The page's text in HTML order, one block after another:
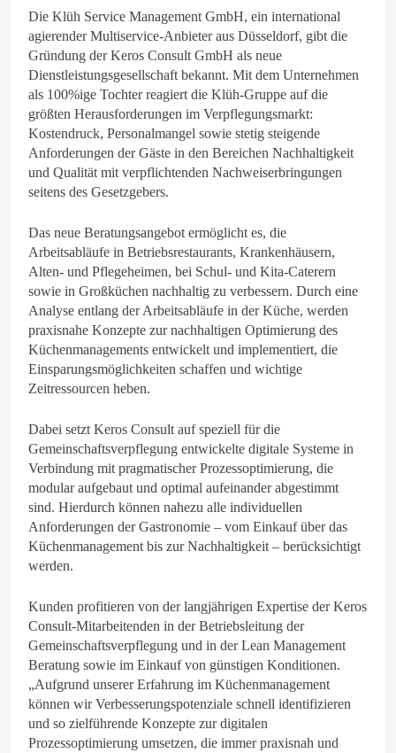
Die Klüh Service Management GmbH, ein international
agierender Multiservice-Anbieter aus Düsseldorf, gibt die
Gründung der Keros Consult GmbH als neue
Dienstleistungsgesellschaft bekannt. Mit dem Unternehmen
als 100%ige Tochter reagiert die Klüh-Gruppe auf die
größten Herausforderungen im Verpflegungsmarkt:
Kostendruck, Personalmangel sowie stetig steigende
Anforderungen der Gäste in den Bereichen Nachhaltigkeit
und Qualität mit verpflichtenden Nachweiserbringungen
seitens des Gesetzgebers.
Das neue Beratungsangebot ermöglicht es, die
Arbeitsabläufe in Betriebsrestaurants, Krankenhäusern,
Alten- und Pflegeheimen, bei Schul- und Kita-Caterern
sowie in Großküchen nachhaltig zu verbessern. Durch eine
Analyse entlang der Arbeitsabläufe in der Küche, werden
praxisnahe Konzepte zur nachhaltigen Optimierung des
Küchenmanagements entwickelt und implementiert, die
Einsparungsmöglichkeiten schaffen und wichtige
Zeitressourcen heben.
Dabei setzt Keros Consult auf speziell für die
Gemeinschaftsverpflegung entwickelte digitale Systeme in
Verbindung mit pragmatischer Prozessoptimierung, die
modular aufgebaut und optimal aufeinander abgestimmt
sind. Hierdurch können nahezu alle individuellen
Anforderungen der Gastronomie – vom Einkauf über das
Küchenmanagement bis zur Nachhaltigkeit – berücksichtigt
werden.
Kunden profitieren von der langjährigen Expertise der Keros
Consult-Mitarbeitenden in der Betriebsleitung der
Gemeinschaftsverpflegung und in der Lean Management
Beratung sowie im Einkauf von günstigen Konditionen.
„Aufgrund unserer Erfahrung im Küchenmanagement
können wir Verbesserungspotenziale schnell identifizieren
und so zielführende Konzepte zur digitalen
Prozessoptimierung umsetzen, die immer praxisnah und